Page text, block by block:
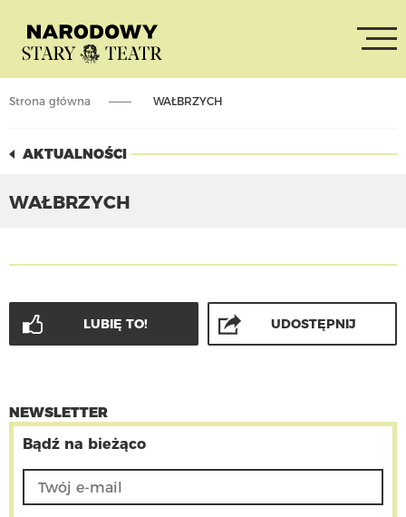
Strona główna WAŁBRZYCH
AKTUALNOŚCI
WAŁBRZYCH
LUBIĘ TO! UDOSTĘPNIJ
NEWSLETTER
Bądź na bieżąco